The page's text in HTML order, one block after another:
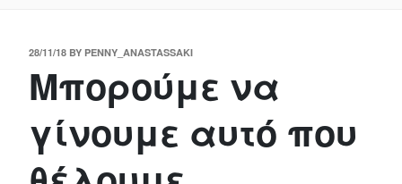
POSTED
28/11/18 BY PENNY_ANASTASSAKI
Μπορούμε να
γίνουμε αυτό που